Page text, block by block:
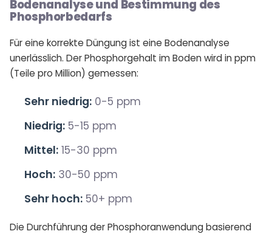
Bodenanalyse und Bestimmung des
Phosphorbedarfs
Für eine korrekte Düngung ist eine Bodenanalyse
unerlässlich. Der Phosphorgehalt im Boden wird in ppm
(Teile pro Million) gemessen:
Sehr niedrig: 0-5 ppm
Niedrig: 5-15 ppm
Mittel: 15-30 ppm
Hoch: 30-50 ppm
Sehr hoch: 50+ ppm
Die Durchführung der Phosphoranwendung basierend